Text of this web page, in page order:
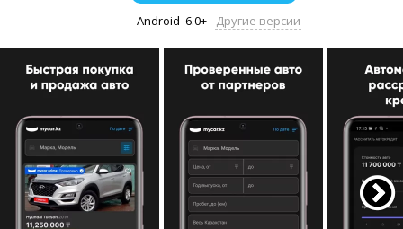
Android 6.0+ Другие версии